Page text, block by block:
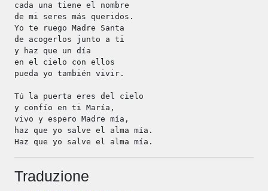
cada una tiene el nombre
de mi seres más queridos.
Yo te ruego Madre Santa
de acogerlos junto a ti
y haz que un día
en el cielo con ellos
pueda yo también vivir.
Tú la puerta eres del cielo
y confío en ti María,
vivo y espero Madre mía,
haz que yo salve el alma mía.
Haz que yo salve el alma mía.
Traduzione